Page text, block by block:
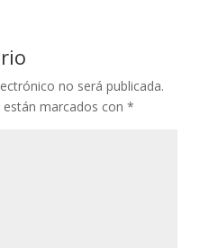
no será publicada.
marcados con *